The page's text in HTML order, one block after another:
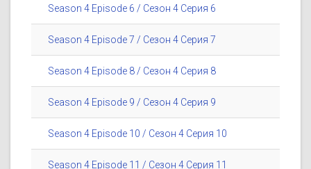
Season 4 Episode 6 / Сезон 4 Серия 6
Season 4 Episode 7 / Сезон 4 Серия 7
Season 4 Episode 8 / Сезон 4 Серия 8
Season 4 Episode 9 / Сезон 4 Серия 9
Season 4 Episode 10 / Сезон 4 Серия 10
Season 4 Episode 11 / Сезон 4 Серия 11